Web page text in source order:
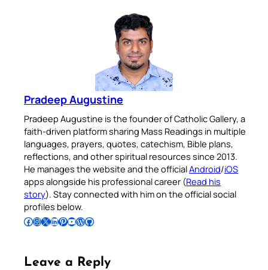
Pradeep Augustine
Pradeep Augustine is the founder of Catholic Gallery, a
faith-driven platform sharing Mass Readings in multiple
languages, prayers, quotes, catechism, Bible plans,
reflections, and other spiritual resources since 2013.
He manages the website and the officialAndroid/iOS
apps alongside his professional career (Read his
story). Stay connected with him on the official social
profiles below.
Follow Pradeep on Facebook Follow Pradeep on InstagramFollow Pradeep on X Follow Pradeep on LinkedIn Follow Pradeep on Pinterest Subscribe to Pradeep’s Youtube Channel Follow Pradeep on WordPress Follow Pradeep on GitHub
Leave a Reply